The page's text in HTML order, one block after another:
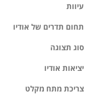
עיוות
תחום תדרים של אודיו
סוג תצוגה
יציאות אודיו
צריכת מתח מקלט